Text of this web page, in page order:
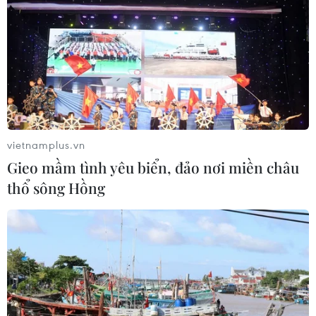
Các đơn vị vận tải công khai niêm yết giá vé, nếu vi phạm sẽ bị
xử lý nghiêm. (Ảnh: PV/Vietnam+)
Sở Giao thông Vận tải các tỉnh, thành phố triển
khai thực hiện có hiệu quả các giải pháp kiềm
chế, giảm thiểu tai nạn giao thông; yêu cầu các
đơn vị vận tải tuân thủ quy tắc giao thông, xử lý
vietnamplus.vn
Gieo mầm tình yêu biển, đảo nơi miền châu
thổ sông Hồng